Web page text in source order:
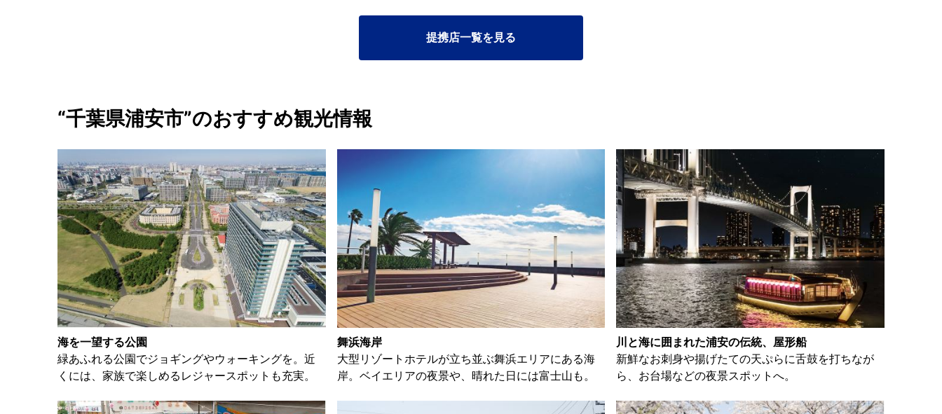
提携店一覧を見る
“千葉県浦安市”のおすすめ観光情報
海を一望する公園
緑あふれる公園でジョギングやウォーキングを。近
くには、家族で楽しめるレジャースポットも充実。
舞浜海岸
大型リゾートホテルが立ち並ぶ舞浜エリアにある海
岸。ベイエリアの夜景や、晴れた日には富士山も。
川と海に囲まれた浦安の伝統、屋形船
新鮮なお刺身や揚げたての天ぷらに舌鼓を打ちなが
ら、お台場などの夜景スポットへ。